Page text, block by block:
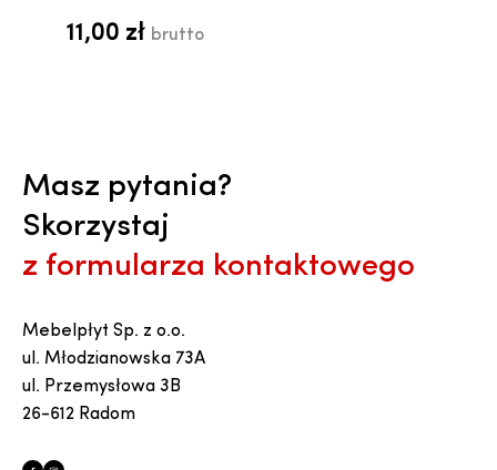
11,00 zł brutto
Masz pytania?
Skorzystaj
z formularza kontaktowego
Mebelpłyt Sp. z o.o.
ul. Młodzianowska 73A
ul. Przemysłowa 3B
26-612 Radom